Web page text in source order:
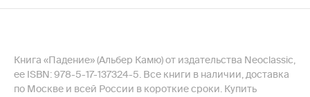
Книга «Падение» (Альбер Камю) от издательства Neoclassic,
ее ISBN: 978-5-17-137324-5. Все книги в наличии, доставка
по Москве и всей России в короткие сроки. Купить